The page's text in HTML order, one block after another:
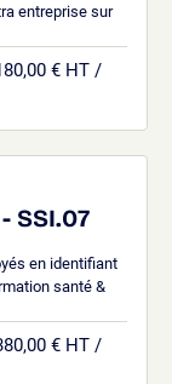
entreprise sur
€ HT /
SSI.07
en identifiant
santé &
€ HT /